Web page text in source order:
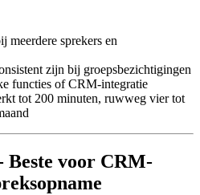
meerdere sprekers en
zijn bij groepsbezichtigingen
functies of CRM-integratie
tot 200 minuten, ruwweg vier tot
Beste voor CRM-